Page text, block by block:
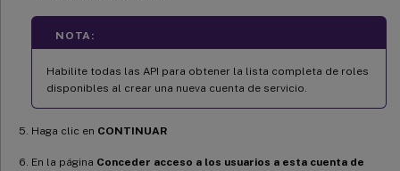
NOTA:
Habilite todas las API para obtener la lista completa de roles
disponibles al crear una nueva cuenta de servicio.
Haga clic en CONTINUAR
En la página Conceder acceso a los usuarios a esta cuenta de